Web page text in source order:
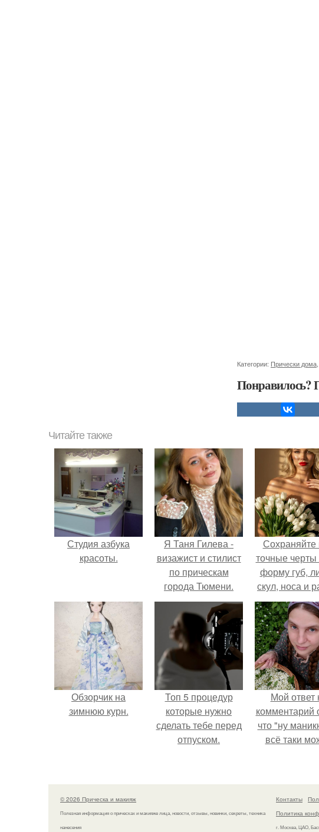
Категории: Прически дома
Понравилось?
Читайте также
Студия азбука
красоты.
Я Таня Гилева -
визажист и стилист
по прическам
города Тюмени.
Сохраняйте
точные черты
форму губ,
скул, носа и
глаз.
Обзорчик на
зимнюю курн.
Топ 5 процедур
которые нужно
сделать тебе перед
отпуском.
Мой ответ
комментарий
что "ну
всё таки
© 2026 Прическа и макияж
Полезная информация о прическах и макияже лица, новости, отзывы, новинки, секреты, техника
нанесения
Контакты
Политика
г. Москва, ЦАО,